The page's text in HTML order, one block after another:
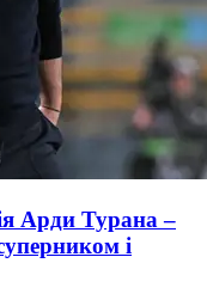
Арди Турана –
і